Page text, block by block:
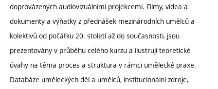
doprovázených audiovizuálními projekcemi. Filmy, videa a
dokumenty a výňatky z přednášek mezinárodních umělců a
kolektivů od počátku 20. století až do současnosti, jsou
prezentovány v průběhu celého kurzu a ilustrují teoretické
úvahy na téma proces a struktura v rámci umělecké praxe.
Databáze uměleckých děl a umělců, institucionální zdroje,